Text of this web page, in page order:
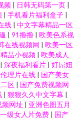
频 | 日韩无码第一页 |
| 手机看片福利盒子 |
线 | 中文字幕精品一区
| 91撸撸 | 欧美色系视
在线视频网 | 欧美一区
品小视频 | 欧美成人
| 深夜福利看片 | 好屌妞
理片在线 | 国产美女
区 | 国产免费视频网
| 狠狠久久中文字幕 |
频网址 | 亚洲色图五月
一级女人片免费 | 国产